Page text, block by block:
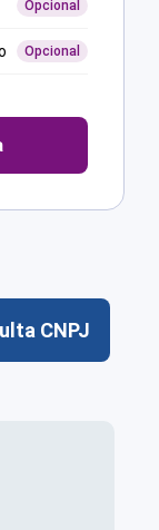
Opcional
Opcional
CNPJ